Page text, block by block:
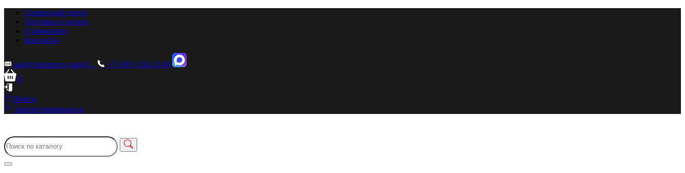
Сервисный центр
Доставка и оплата
О компании
Контакты
sale@zionstm.ru sale@...
+7 (495) 136-23-00
0
Войти
Зарегистрироваться